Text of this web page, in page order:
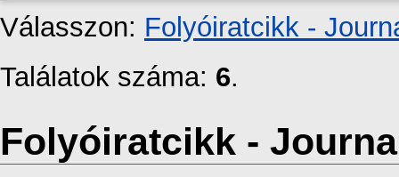
Válasszon: Folyóiratcikk -
Találatok száma: 6.
Folyóiratcikk -